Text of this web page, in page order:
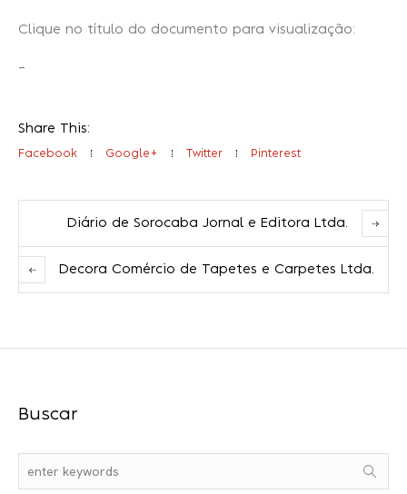
Clique no título do documento para visualização:
–
Share This:
Facebook Google+ Twitter Pinterest
Diário de Sorocaba Jornal e Editora Ltda.
Decora Comércio de Tapetes e Carpetes Ltda.
Buscar